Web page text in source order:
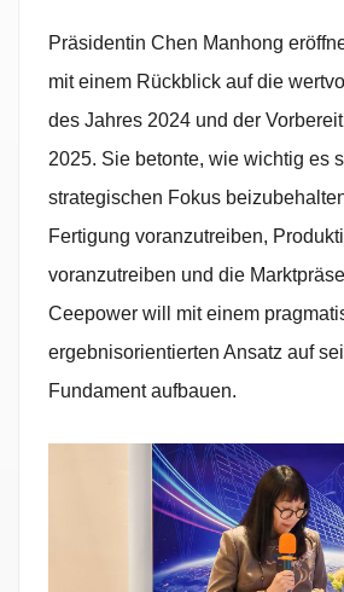
Präsidentin Chen Manhong
mit einem Rückblick auf die
des Jahres 2024 und der
2025. Sie betonte, wie wichtig es
strategischen Fokus
Fertigung voranzutreiben,
voranzutreiben und die
Ceepower will mit einem
ergebnisorientierten Ansatz auf
Fundament aufbauen.